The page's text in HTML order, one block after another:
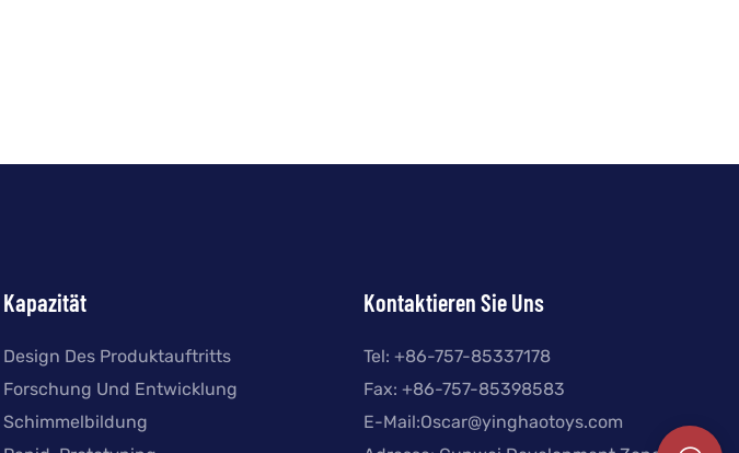
Kapazität
Design Des Produktauftritts
Forschung Und Entwicklung
Schimmelbildung
Kontaktieren Sie Uns
Tel: +86-757-85337178
Fax: +86-757-85398583
E-Mail:Oscar@yinghaotoys.com